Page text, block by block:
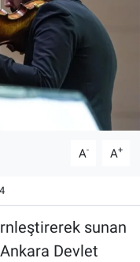
A- A+
sunan
Devlet